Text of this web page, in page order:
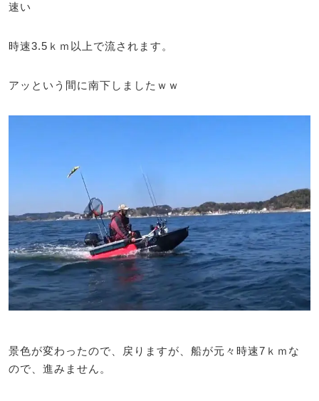
速い
時速3.5ｋｍ以上で流されます。
アッという間に南下しましたｗｗ
景色が変わったので、戻りますが、船が元々時速7ｋｍな
ので、進みません。